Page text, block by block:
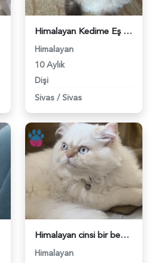
Himalayan Kedime Eş Arıyorum - 118972752
Himalayan
10 Aylık
Dişi
Sivas / Sivas
Himalayan cinsi bir bey arıyoruz - 118966580
Himalayan